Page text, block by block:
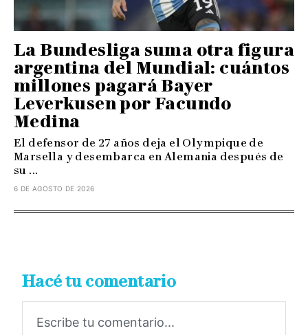
La Bundesliga suma otra figura
argentina del Mundial: cuántos
millones pagará Bayer
Leverkusen por Facundo
Medina
El defensor de 27 años deja el Olympique de
Marsella y desembarca en Alemania después de
su ...
6 DE AGOSTO DE 2026
Hacé tu comentario